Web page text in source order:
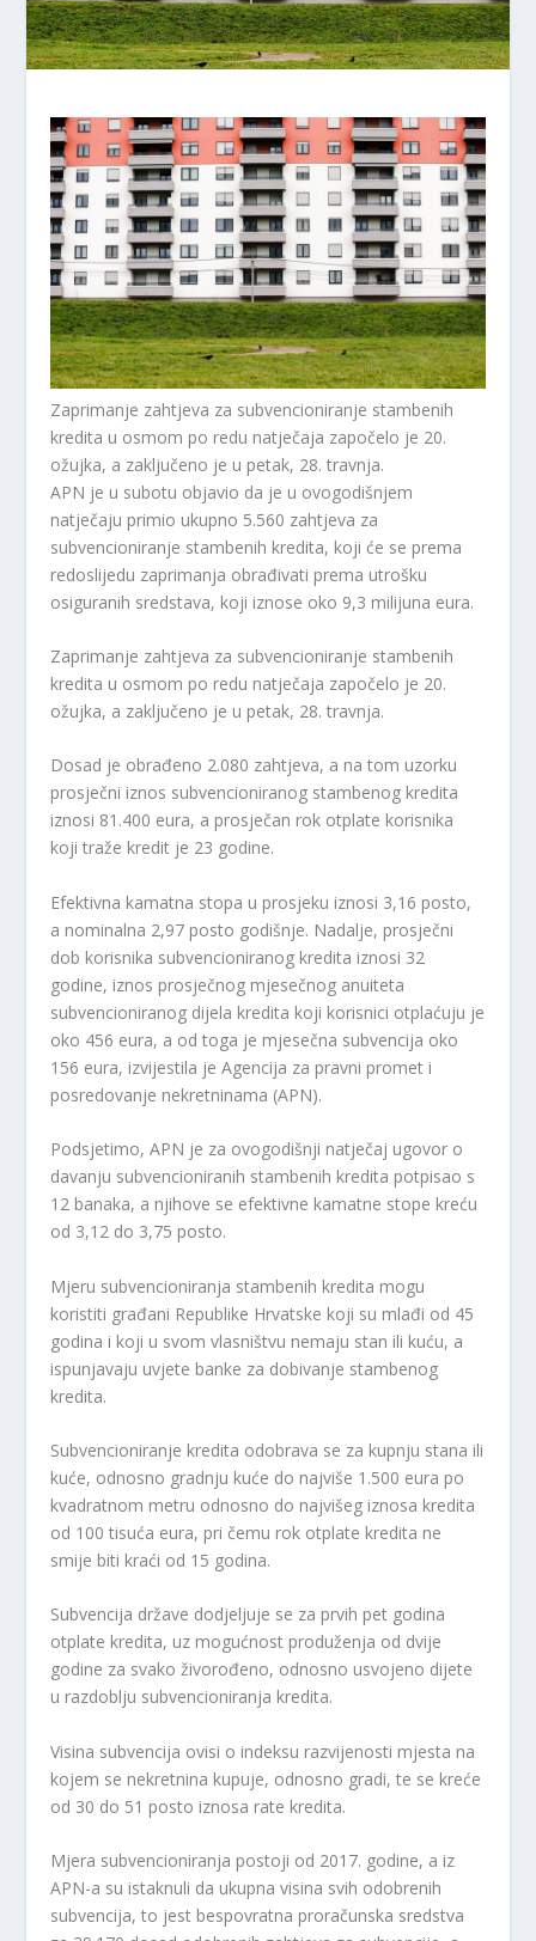
Zaprimanje zahtjeva za subvencioniranje stambenih
kredita u osmom po redu natječaja započelo je 20.
ožujka, a zaključeno je u petak, 28. travnja.
APN je u subotu objavio da je u ovogodišnjem
natječaju primio ukupno 5.560 zahtjeva za
subvencioniranje stambenih kredita, koji će se prema
redoslijedu zaprimanja obrađivati ​​prema utrošku
osiguranih sredstava, koji iznose oko 9,3 milijuna eura.
Zaprimanje zahtjeva za subvencioniranje stambenih
kredita u osmom po redu natječaja započelo je 20.
ožujka, a zaključeno je u petak, 28. travnja.
Dosad je obrađeno 2.080 zahtjeva, a na tom uzorku
prosječni iznos subvencioniranog stambenog kredita
iznosi 81.400 eura, a prosječan rok otplate korisnika
koji traže kredit je 23 godine.
Efektivna kamatna stopa u prosjeku iznosi 3,16 posto,
a nominalna 2,97 posto godišnje. Nadalje, prosječni
dob korisnika subvencioniranog kredita iznosi 32
godine, iznos prosječnog mjesečnog anuiteta
subvencioniranog dijela kredita koji korisnici otplaćuju je
oko 456 eura, a od toga je mjesečna subvencija oko
156 eura, izvijestila je Agencija za pravni promet i
posredovanje nekretninama (APN).
Podsjetimo, APN je za ovogodišnji natječaj ugovor o
davanju subvencioniranih stambenih kredita potpisao s
12 banaka, a njihove se efektivne kamatne stope kreću
od 3,12 do 3,75 posto.
Mjeru subvencioniranja stambenih kredita mogu
koristiti građani Republike Hrvatske koji su mlađi od 45
godina i koji u svom vlasništvu nemaju stan ili kuću, a
ispunjavaju uvjete banke za dobivanje stambenog
kredita.
Subvencioniranje kredita odobrava se za kupnju stana ili
kuće, odnosno gradnju kuće do najviše 1.500 eura po
kvadratnom metru odnosno do najvišeg iznosa kredita
od 100 tisuća eura, pri čemu rok otplate kredita ne
smije biti kraći od 15 godina.
Subvencija države dodjeljuje se za prvih pet godina
otplate kredita, uz mogućnost produženja od dvije
godine za svako živorođeno, odnosno usvojeno dijete
u razdoblju subvencioniranja kredita.
Visina subvencija ovisi o indeksu razvijenosti mjesta na
kojem se nekretnina kupuje, odnosno gradi, te se kreće
od 30 do 51 posto iznosa rate kredita.
Mjera subvencioniranja postoji od 2017. godine, a iz
APN-a su istaknuli da ukupna visina svih odobrenih
subvencija, to jest bespovratna proračunska sredstva